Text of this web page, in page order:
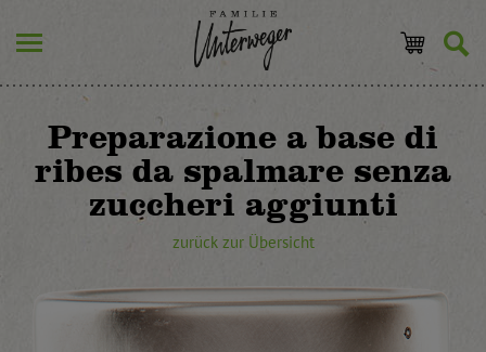
Preparazione a base di
ribes da spalmare senza
zuccheri aggiunti
zurück zur Übersicht